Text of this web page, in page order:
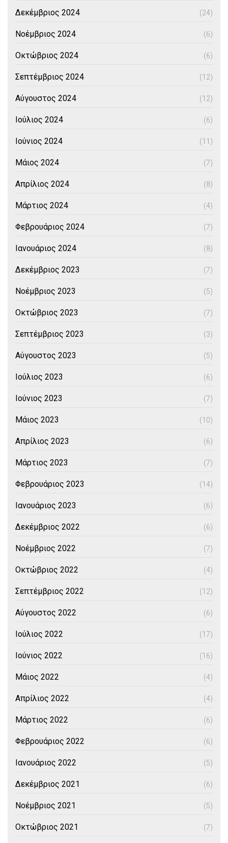
Δεκέμβριος 2024 (24)
Νοέμβριος 2024 (6)
Οκτώβριος 2024 (6)
Σεπτέμβριος 2024 (12)
Αύγουστος 2024 (12)
Ιούλιος 2024 (6)
Ιούνιος 2024 (11)
Μάιος 2024 (7)
Απρίλιος 2024 (8)
Μάρτιος 2024 (4)
Φεβρουάριος 2024 (7)
Ιανουάριος 2024 (8)
Δεκέμβριος 2023 (7)
Νοέμβριος 2023 (5)
Οκτώβριος 2023 (7)
Σεπτέμβριος 2023 (3)
Αύγουστος 2023 (5)
Ιούλιος 2023 (6)
Ιούνιος 2023 (7)
Μάιος 2023 (10)
Απρίλιος 2023 (6)
Μάρτιος 2023 (7)
Φεβρουάριος 2023 (14)
Ιανουάριος 2023 (6)
Δεκέμβριος 2022 (6)
Νοέμβριος 2022 (7)
Οκτώβριος 2022 (4)
Σεπτέμβριος 2022 (12)
Αύγουστος 2022 (6)
Ιούλιος 2022 (17)
Ιούνιος 2022 (16)
Μάιος 2022 (4)
Απρίλιος 2022 (4)
Μάρτιος 2022 (6)
Φεβρουάριος 2022 (6)
Ιανουάριος 2022 (5)
Δεκέμβριος 2021 (6)
Νοέμβριος 2021 (5)
Οκτώβριος 2021 (7)